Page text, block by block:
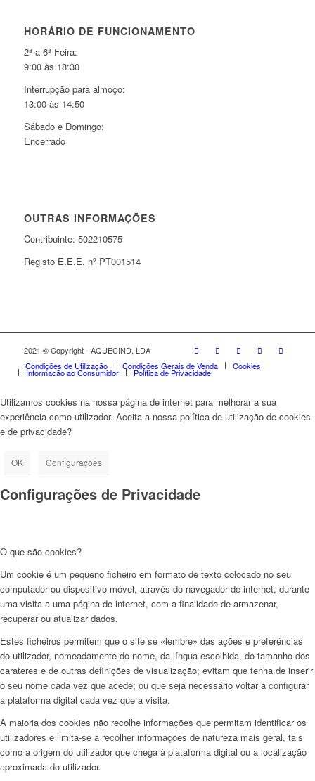
HORÁRIO DE FUNCIONAMENTO
2ª a 6ª Feira:
9:00 às 18:30
Interrupção para almoço:
13:00 às 14:50
Sábado e Domingo:
Encerrado
OUTRAS INFORMAÇÕES
Contribuinte: 502210575
Registo E.E.E. nº PT001514
2021 © Copyright - AQUECIND, LDA
Condições de Utilização
Condições Gerais de Venda Cookies
Informação ao Consumidor Política de Privacidade
Utilizamos cookies na nossa página de internet para melhorar a sua
experiência como utilizador. Aceita a nossa política de utilização de cookies
e de privacidade?
OK Configurações
Configurações de Privacidade
O que são cookies?
Um cookie é um pequeno ficheiro em formato de texto colocado no seu
computador ou dispositivo móvel, através do navegador de internet, durante
uma visita a uma página de internet, com a finalidade de armazenar,
recuperar ou atualizar dados.
Estes ficheiros permitem que o site se «lembre» das ações e preferências
do utilizador, nomeadamente do nome, da língua escolhida, do tamanho dos
carateres e de outras definições de visualização; evitam que tenha de inserir
o seu nome cada vez que acede; ou que seja necessário voltar a configurar
a plataforma digital cada vez que a visita.
A maioria dos cookies não recolhe informações que permitam identificar os
utilizadores e limita-se a recolher informações de natureza mais geral, tais
como a origem do utilizador que chega à plataforma digital ou a localização
aproximada do utilizador.